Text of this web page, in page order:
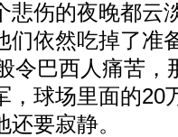
悲伤的夜晚都云
们依然吃掉了准
令巴西人痛苦，
，球场里面的20
要寂静。